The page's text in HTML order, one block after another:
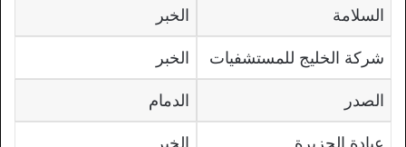
السلامة الخبر
شركة الخليج للمستشفيات الخبر
الصدر الدمام
عيادة الجزيرة الخبر